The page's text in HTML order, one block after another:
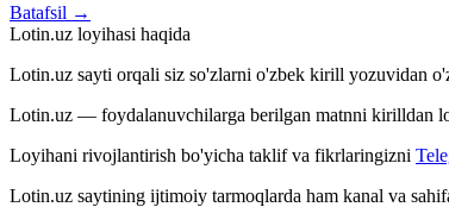
Batafsil →
Lotin.uz loyihasi haqida
Lotin.uz sayti orqali siz so'zlarni o'zbek kirill yozuvidan
Lotin.uz — foydalanuvchilarga berilgan matnni kirilldan
Loyihani rivojlantirish bo'yicha taklif va fikrlaringizni
Lotin.uz saytining ijtimoiy tarmoqlarda ham kanal va